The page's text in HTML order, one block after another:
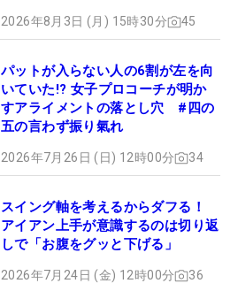
2026年8月3日 (月) 15時30分 45
パットが入らない人の6割が左を向
いていた!? 女子プロコーチが明か
すアライメントの落とし穴 #四の
五の言わず振り氣れ
2026年7月26日 (日) 12時00分 34
スイング軸を考えるからダフる！
アイアン上手が意識するのは切り返
しで「お腹をグッと下げる」
2026年7月24日 (金) 12時00分 36